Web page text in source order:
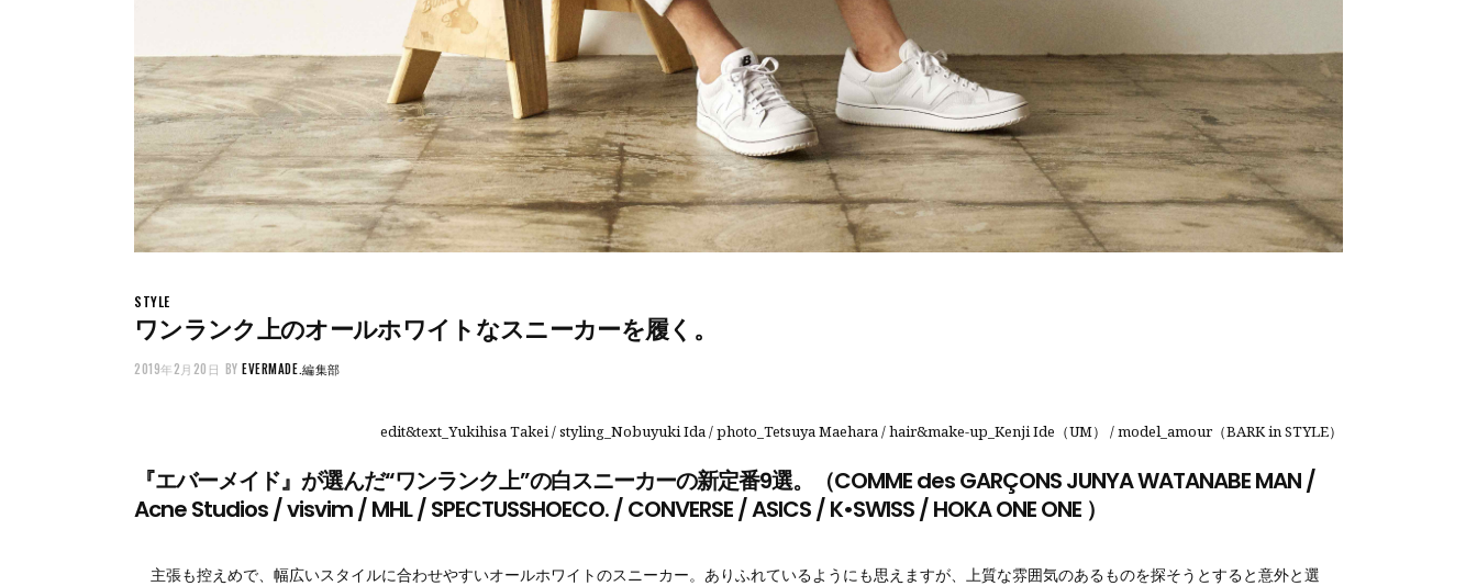
STYLE
ワンランク上のオールホワイトなスニーカーを履く。
2019年2月20日 BYEVERMADE.編集部
edit&text_Yukihisa Takei / styling_Nobuyuki Ida / photo_Tetsuya Maehara / hair&make-up_Kenji Ide（UM） / model_amour（BARK in STYLE）
『エバーメイド』が選んだ“ワンランク上”の白スニーカーの新定番9選。（COMME des GARÇONS JUNYA WATANABE MAN /
Acne Studios / visvim / MHL / SPECTUSSHOECO. / CONVERSE / ASICS / K•SWISS / HOKA ONE ONE ）
主張も控えめで、幅広いスタイルに合わせやすいオールホワイトのスニーカー。ありふれているようにも思えますが、上質な雰囲気のあるものを探そうとすると意外と選